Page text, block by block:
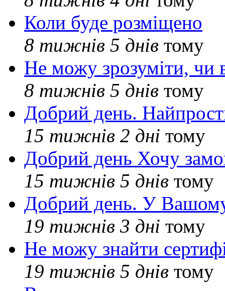
Коли буде розміщено
8 тижнів 5 днів тому
Не можу зрозуміти, чи
8 тижнів 5 днів тому
Добрий день.
15 тижнів 2 дні тому
Добрий день Хочу
15 тижнів 5 днів тому
Добрий день. У Вашому
19 тижнів 3 дні тому
Не можу знайти
19 тижнів 5 днів тому